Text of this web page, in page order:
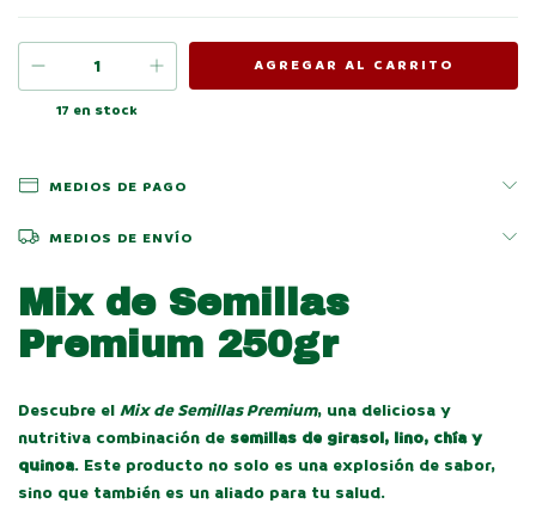
17 en stock
MEDIOS DE PAGO
MEDIOS DE ENVÍO
Mix de Semillas
Premium 250gr
Descubre el Mix de Semillas Premium, una deliciosa y
nutritiva combinación de semillas de girasol, lino, chía y
quinoa. Este producto no solo es una explosión de sabor,
sino que también es un aliado para tu salud.